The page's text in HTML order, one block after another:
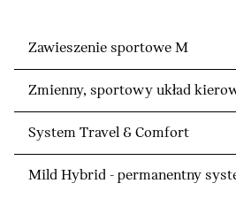
Zawieszenie sportowe M
Zmienny, sportowy układ
System Travel & Comfort
Mild Hybrid - permanentny